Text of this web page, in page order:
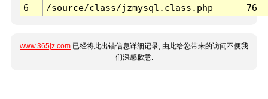
6 /source/class/jzmysql.class.php 76
www.365jz.com 已经将此出错信息详细记录, 由此给您带来的访问不便我
们深感歉意.